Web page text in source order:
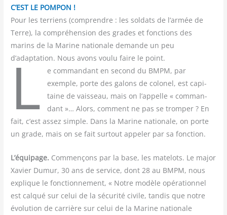
C’EST LE POMPON !
Pour les terriens (comprendre : les soldats de l’armée de
Terre), la compréhension des grades et fonctions des
marins de la Marine nationale demande un peu
d’adaptation. Nous avons voulu faire le point.
L
e com­man­dant en second du BMPM, par
exemple, porte des galons de colo­nel, est capi­
taine de vais­seau, mais on l’appelle « com­man­
dant »… Alors, com­ment ne pas se trom­per ? En
fait, c’est assez simple. Dans la Marine natio­nale, on porte
un grade, mais on se fait sur­tout appe­ler par sa fonction.
L’équipage. Com­men­çons par la base, les mate­lots. Le major
Xavier Dumur, 30 ans de ser­vice, dont 28 au BMPM, nous
explique le fonc­tion­ne­ment, « Notre modèle opé­ra­tion­nel
est cal­qué sur celui de la sécu­ri­té civile, tan­dis que notre
évo­lu­tion de car­rière sur celui de la Marine natio­nale